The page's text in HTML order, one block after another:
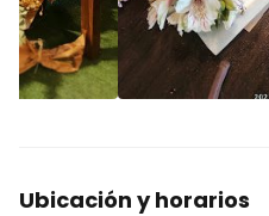
Ubicación y horarios